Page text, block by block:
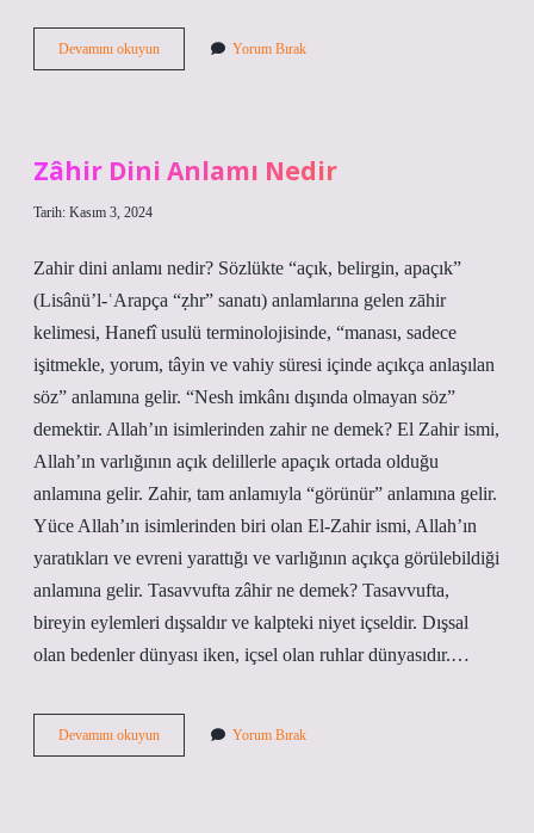
Devamını okuyunCmk
Kaç
Yorum Bırak
Zâhir Dini Anlamı Nedir
Tarih: Kasım 3, 2024
Zahir dini anlamı nedir? Sözlükte “açık, belirgin, apaçık”
(Lisânü’l-ʿArapça “ẓhr” sanatı) anlamlarına gelen zāhir
kelimesi, Hanefî usulü terminolojisinde, “manası, sadece
işitmekle, yorum, tâyin ve vahiy süresi içinde açıkça anlaşılan
söz” anlamına gelir. “Nesh imkânı dışında olmayan söz”
demektir. Allah’ın isimlerinden zahir ne demek? El Zahir ismi,
Allah’ın varlığının açık delillerle apaçık ortada olduğu
anlamına gelir. Zahir, tam anlamıyla “görünür” anlamına gelir.
Yüce Allah’ın isimlerinden biri olan El-Zahir ismi, Allah’ın
yaratıkları ve evreni yarattığı ve varlığının açıkça görülebildiği
anlamına gelir. Tasavvufta zâhir ne demek? Tasavvufta,
bireyin eylemleri dışsaldır ve kalpteki niyet içseldir. Dışsal
olan bedenler dünyası iken, içsel olan ruhlar dünyasıdır.…
Devamını okuyunZâhir
Dini
Yorum Bırak